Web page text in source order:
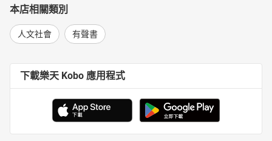
本店相關類別
人文社會 有聲書
下載樂天 Kobo 應用程式